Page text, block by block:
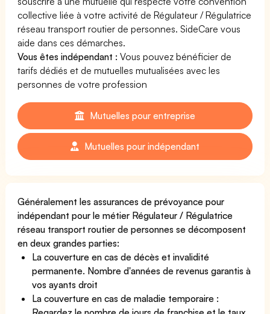
collective liée à votre activité de Régulateur / Régulatrice
réseau transport routier de personnes. SideCare vous
aide dans ces démarches.
Vous êtes indépendant : Vous pouvez bénéficier de
tarifs dédiés et de mutuelles mutualisées avec les
personnes de votre profession
Mutuelles pour entreprise
Mutuelles pour indépendant
Généralement les assurances de prévoyance pour
indépendant pour le métier Régulateur / Régulatrice
réseau transport routier de personnes se décomposent
en deux grandes parties:
La couverture en cas de décès et invalidité
permanente. Nombre d'années de revenus garantis à
vos ayants droit
La couverture en cas de maladie temporaire :